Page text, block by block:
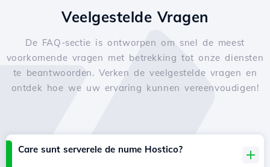
Veelgestelde Vragen
De FAQ-sectie is ontworpen om snel de meest
voorkomende vragen met betrekking tot onze diensten
te beantwoorden. Verken de veelgestelde vragen en
ontdek hoe we uw ervaring kunnen vereenvoudigen!
Care sunt serverele de nume Hostico?